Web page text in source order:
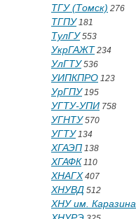
ТГУ (Томск) 276
ТГПУ181
ТулГУ553
УкрГАЖТ 234
УлГТУ536
УИПКПРО 123
УрГПУ195
УГТУ-УПИ 758
УГНТУ570
УГТУ134
ХГАЭП 138
ХГАФК 110
ХНАГХ 407
ХНУВД 512
ХНУ им. Каразина